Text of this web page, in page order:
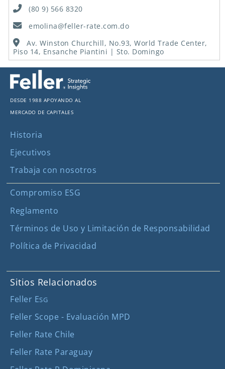
(80 9) 566 8320
emolina@feller-rate.com.do
Av. Winston Churchill, No.93, World Trade Center,
Piso 14, Ensanche Piantini | Sto. Domingo
Desde 1988 apoyando al
mercado de capitales
Historia
Ejecutivos
Trabaja con nosotros
Compromiso ESG
Reglamento
Términos de Uso y Limitación de Responsabilidad
Política de Privacidad
Sitios Relacionados
Feller ESG
Feller Scope - Evaluación MPD
Feller Rate Chile
Feller Rate Paraguay